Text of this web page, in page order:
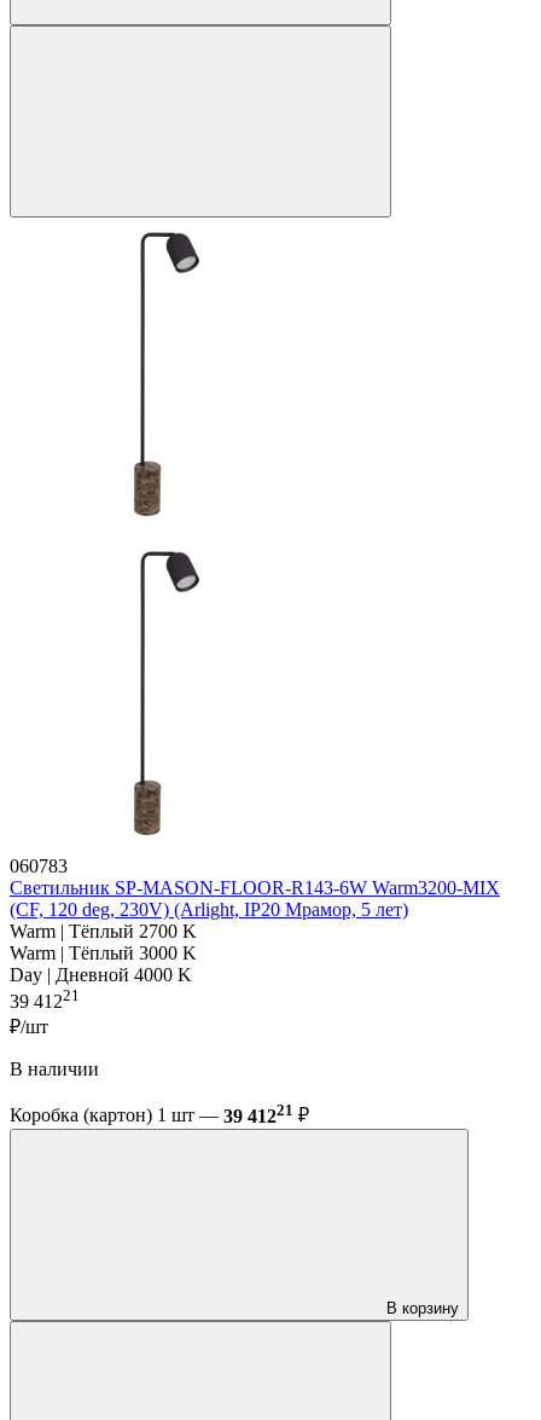
060783
Светильник SP-MASON-FLOOR-R143-6W Warm3200-MIX
(CF, 120 deg, 230V) (Arlight, IP20 Мрамор, 5 лет)
Warm | Тёплый 2700 K
Warm | Тёплый 3000 K
Day | Дневной 4000 K
39 41221
₽/шт
В наличии
Коробка (картон) 1 шт — 39 41221 ₽
В корзину